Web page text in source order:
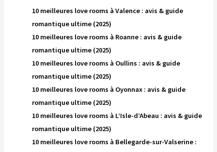
10 meilleures love rooms à Valence : avis & guide
romantique ultime (2025)
10 meilleures love rooms à Roanne : avis & guide
romantique ultime (2025)
10 meilleures love rooms à Oullins : avis & guide
romantique ultime (2025)
10 meilleures love rooms à Oyonnax : avis & guide
romantique ultime (2025)
10 meilleures love rooms à L’Isle-d’Abeau : avis & guide
romantique ultime (2025)
10 meilleures love rooms à Bellegarde-sur-Valserine :